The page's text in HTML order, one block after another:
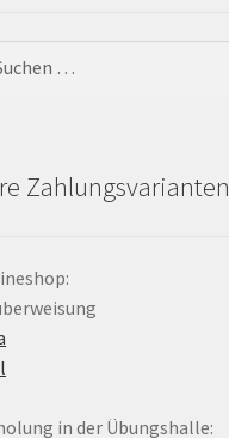
Zahlungsvarianten
in der Übungshalle: